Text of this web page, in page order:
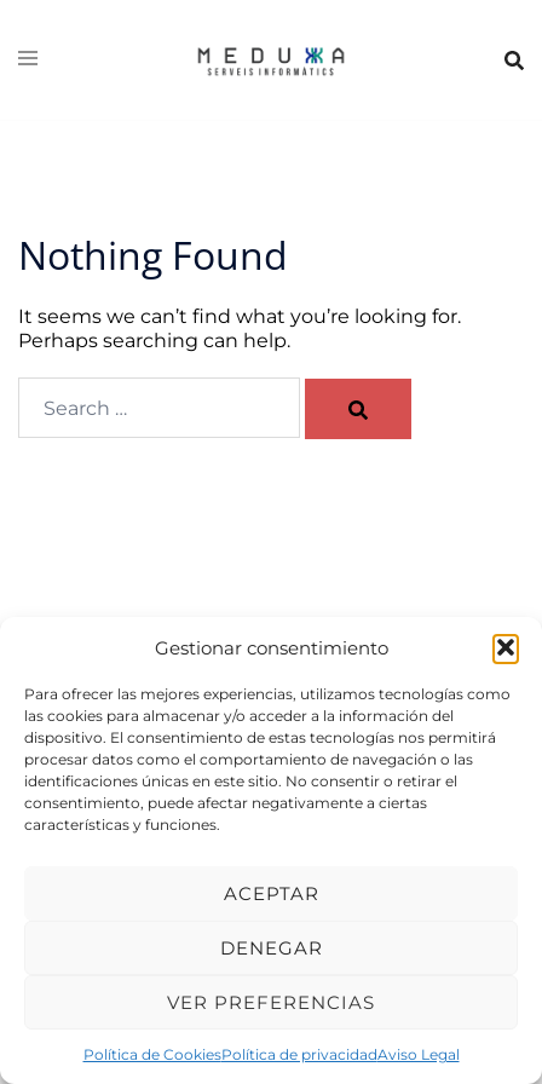
Gestionar consentimiento
Para ofrecer las mejores experiencias, utilizamos tecnologías como
las cookies para almacenar y/o acceder a la información del
dispositivo. El consentimiento de estas tecnologías nos permitirá
procesar datos como el comportamiento de navegación o las
identificaciones únicas en este sitio. No consentir o retirar el
consentimiento, puede afectar negativamente a ciertas
características y funciones.
ACEPTAR
DENEGAR
VER PREFERENCIAS
Política de CookiesPolítica de privacidadAviso Legal
content
Nothing Found
It seems we can’t find what you’re looking for.
Perhaps searching can help.